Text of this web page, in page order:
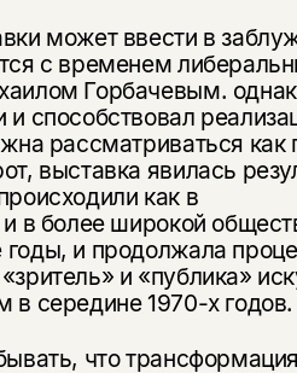
может ввести в
с временем
Горбачевым.
и способствовал
рассматриваться как
выставка явилась
как в
в более широкой
и продолжала
и «публика»
в середине 1970-х годов.
что